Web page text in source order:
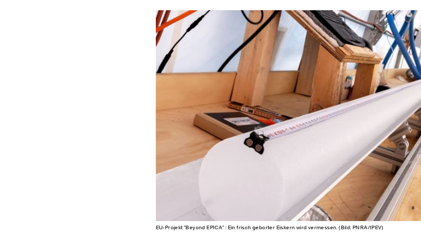
EU-Projekt "Beyond EPICA" : Ein frisch geborter Eiskern wird vermessen. (Bild: PNRA/IPEV)